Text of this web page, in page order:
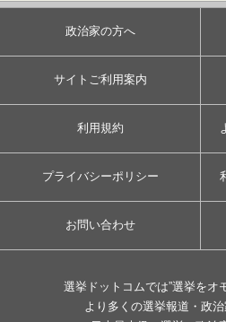
政治家の方へ
サイトご利用案内
利用規約
プライバシーポリシー
お問い合わせ
選挙ドットコムでは”選挙をオ
より多くの選挙報道・政